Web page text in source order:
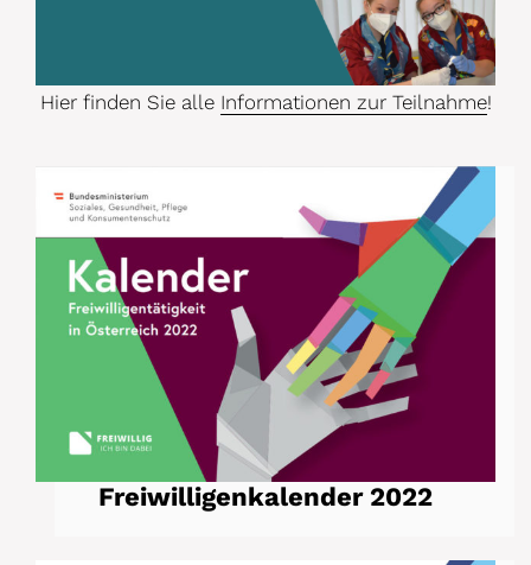
Hier finden Sie alle Informationen zur Teilnahme!
Freiwilligenkalender 2022